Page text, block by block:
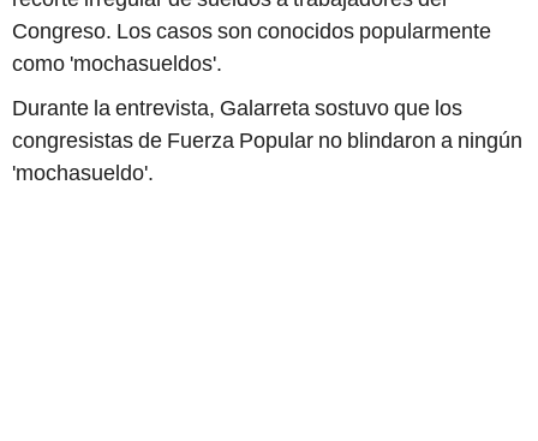
Congreso. Los casos son conocidos popularmente
como 'mochasueldos'.
Durante la entrevista, Galarreta sostuvo que los
congresistas de Fuerza Popular no blindaron a ningún
'mochasueldo'.